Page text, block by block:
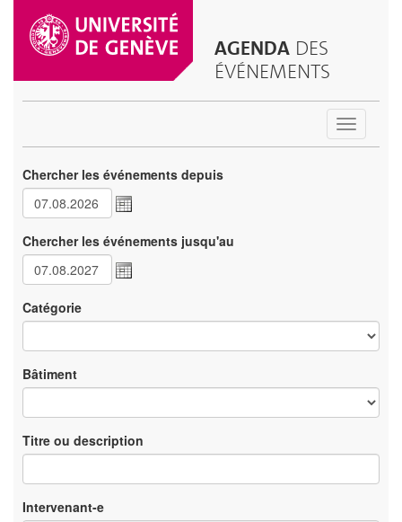
AGENDA DES
ÉVÉNEMENTS
Toggle
Chercher les événements depuis
Chercher les événements jusqu'au
Catégorie
Bâtiment
Titre ou description
Intervenant-e